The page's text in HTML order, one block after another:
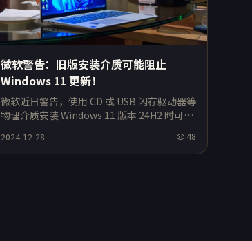
微软警告：旧版安装介质可能阻止
Windows 11 更新！
微软近日警告，使用 CD 或 USB 闪存驱动器等
物理介质安装 Windows 11 版本 24H2 时可能
月
2024-12-28 48